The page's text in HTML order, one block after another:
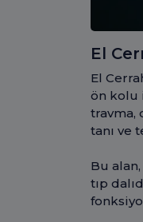
El
El
ön kolu
travma,
tanı ve
Bu
tıp